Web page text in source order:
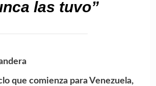
las tuvo”
que comienza para Venezuela,